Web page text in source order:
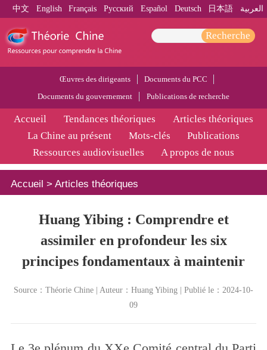
中文 English Français Pусский Español Deutsch 日本語 العربية
Recherche
Œuvres des dirigeants
Documents du PCC
Documents du gouvernement
Publications de recherche
Accueil Tendances théoriques
Articles théoriques
La Chine au présent
Mots-clés
Publications
Ressources audiovisuelles
A propos de nous
Accueil > Articles théoriques
Huang Yibing : Comprendre et
assimiler en profondeur les six
principes fondamentaux à maintenir
Source：Théorie Chine | Auteur：Huang Yibing | Publié le：2024-10-
09